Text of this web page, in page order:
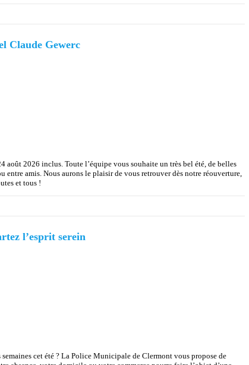
Claude Gewerc
août 2026 inclus. Toute l’équipe vous souhaite un très bel été, de belles
entre amis. Nous aurons le plaisir de vous retrouver dès notre réouverture,
et tous !
l’esprit serein
cet été ? La Police Municipale de Clermont vous propose de